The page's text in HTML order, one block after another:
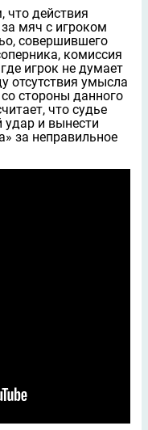
что действия
мяч с игроком
совершившего
комиссия
игрок не думает
отсутствия умысла
стороны данного
что судье
и вынести
за неправильное